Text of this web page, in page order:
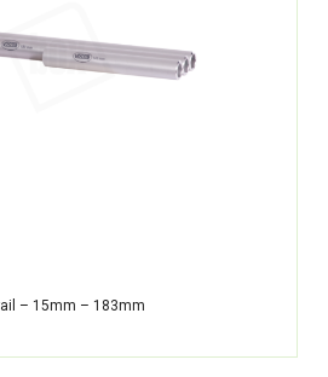
– 15mm – 183mm